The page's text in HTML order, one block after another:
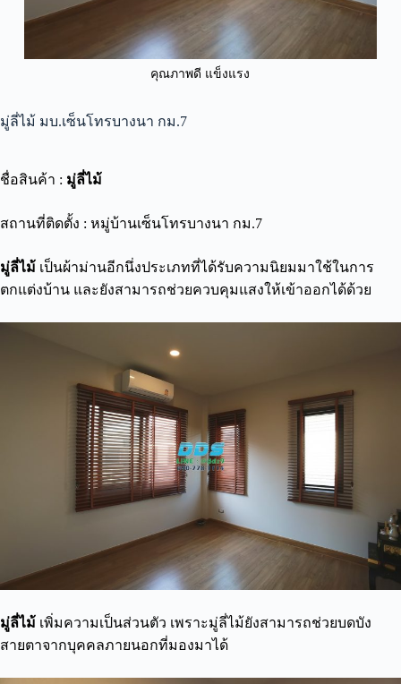
คุณภาพดี แข็งแรง
มู่ลี่ไม้ มบ.เซ็นโทรบางนา กม.7
ชื่อสินค้า : มู่ลี่ไม้
สถานที่ติดตั้ง : หมู่บ้านเซ็นโทรบางนา กม.7
มู่ลี่ไม้ เป็นผ้าม่านอีกนึ่งประเภทที่ได้รับความนิยมมาใช้ในการ
ตกแต่งบ้าน และยังสามารถช่วยควบคุมแสงให้เข้าออกได้ด้วย
มู่ลี่ไม้ เพิ่มความเป็นส่วนตัว เพราะมู่ลี่ไม้ยังสามารถช่วยบดบัง
สายตาจากบุคคลภายนอกที่มองมาได้